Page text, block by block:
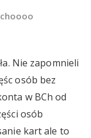
Nie zapomnieli
osób bez
w BCh od
osób
kart ale to